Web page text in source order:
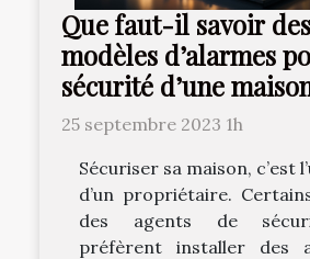
Que faut-il savoir
modèles d’alarmes
sécurité d’une
25 septembre 2023 1h
Sécuriser sa maison, c’est
d’un propriétaire.
des agents de
préfèrent installer des